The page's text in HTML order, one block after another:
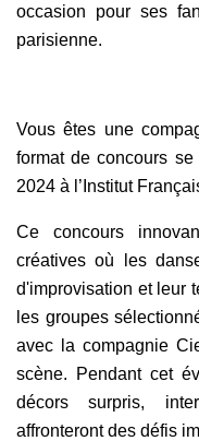
occasion pour ses
parisienne.
Vous êtes une
format de concours
2024 à l’Institut
Ce concours
créatives où les
d'improvisation et leur
les groupes
avec la compagnie
scène. Pendant cet
décors surpris,
affronteront des défis